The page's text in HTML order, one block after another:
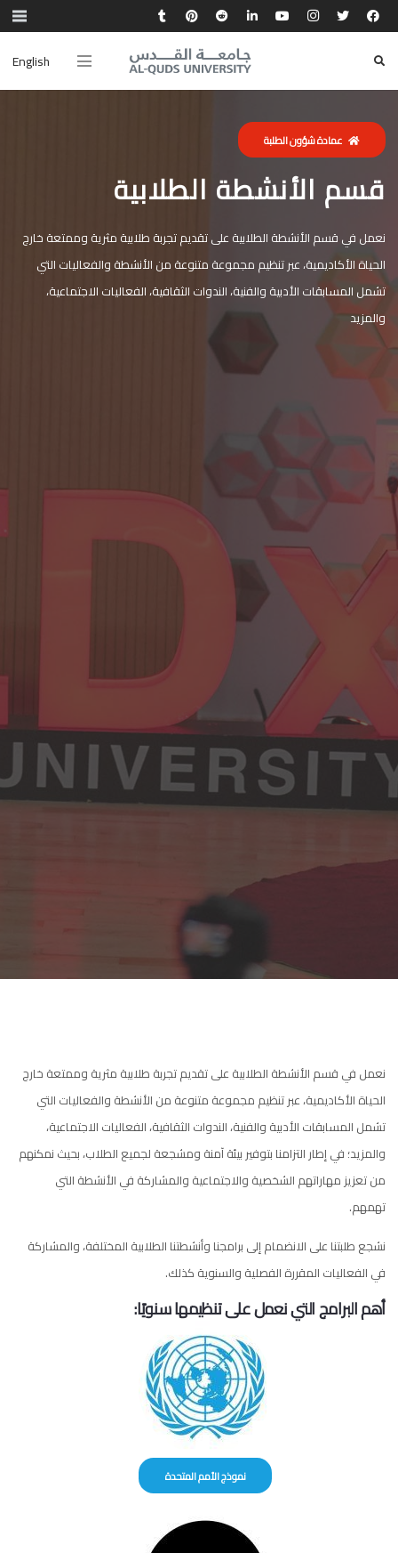
English
عمادة شؤون الطلبة
قسم الأنشطة الطلابية
نعمل في قسم الأنشطة الطلابية على تقديم تجربة طلابية مثرية وممتعة خارج
الحياة الأكاديمية، عبر تنظيم مجموعة متنوعة من الأنشطة والفعاليات التي
تشمل المسابقات الأدبية والفنية، الندوات الثقافية، الفعاليات الاجتماعية،
والمزيد
نعمل في قسم الأنشطة الطلابية على تقديم تجربة طلابية مثرية وممتعة خارج
الحياة الأكاديمية، عبر تنظيم مجموعة متنوعة من الأنشطة والفعاليات التي
تشمل المسابقات الأدبية والفنية، الندوات الثقافية، الفعاليات الاجتماعية،
والمزيد؛ في إطار التزامنا بتوفير بيئة آمنة ومشجعة لجميع الطلاب، بحيث نمكنهم
من تعزيز مهاراتهم الشخصية والاجتماعية والمشاركة في الأنشطة التي
تهمهم.
نشجع طلبتنا على الانضمام إلى برامجنا وأنشطتنا الطلابية المختلفة، والمشاركة
في الفعاليات المقررة الفصلية والسنوية كذلك.
أهم البرامج التي نعمل على تنظيمها سنويًا:
نموذج الأمم المتحدة